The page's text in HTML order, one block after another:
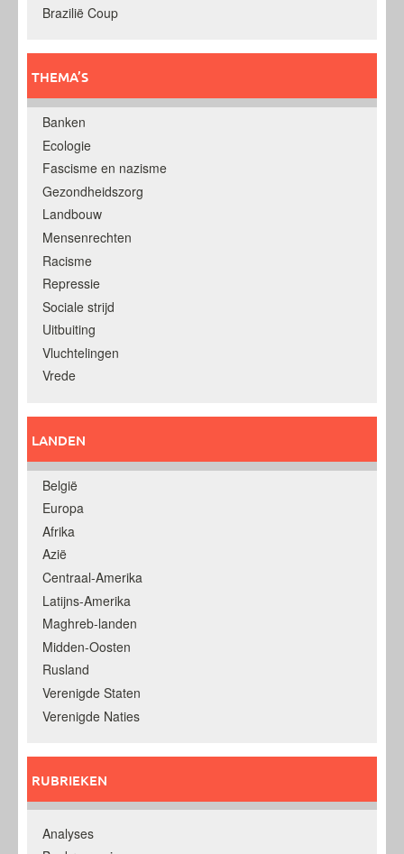
Brazilië Coup
THEMA’S
Banken
Ecologie
Fascisme en nazisme
Gezondheidszorg
Landbouw
Mensenrechten
Racisme
Repressie
Sociale strijd
Uitbuiting
Vluchtelingen
Vrede
LANDEN
België
Europa
Afrika
Azië
Centraal-Amerika
Latijns-Amerika
Maghreb-landen
Midden-Oosten
Rusland
Verenigde Staten
Verenigde Naties
RUBRIEKEN
Analyses